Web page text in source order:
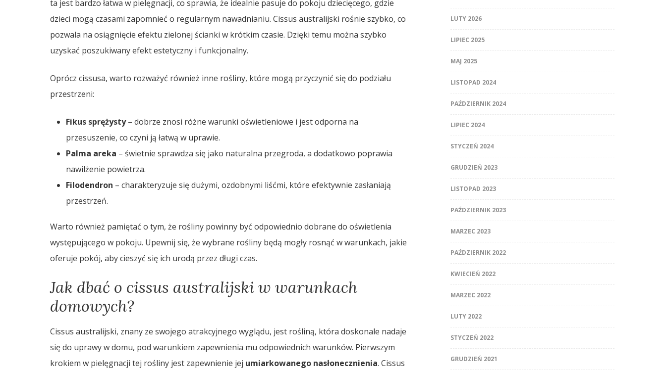
ta jest bardzo łatwa w pielęgnacji, co sprawia, że idealnie pasuje do pokoju dziecięcego, gdzie
dzieci mogą czasami zapomnieć o regularnym nawadnianiu. Cissus australijski rośnie szybko, co
pozwala na osiągnięcie efektu zielonej ścianki w krótkim czasie. Dzięki temu można szybko
uzyskać poszukiwany efekt estetyczny i funkcjonalny.
Oprócz cissusa, warto rozważyć również inne rośliny, które mogą przyczynić się do podziału
przestrzeni:
Fikus sprężysty– dobrze znosi różne warunki oświetleniowe i jest odporna na
przesuszenie, co czyni ją łatwą w uprawie.
Palma areka – świetnie sprawdza się jako naturalna przegroda, a dodatkowo poprawia
nawilżenie powietrza.
Filodendron – charakteryzuje się dużymi, ozdobnymi liśćmi, które efektywnie zasłaniają
przestrzeń.
Warto również pamiętać o tym, że rośliny powinny być odpowiednio dobrane do oświetlenia
występującego w pokoju. Upewnij się, że wybrane rośliny będą mogły rosnąć w warunkach, jakie
oferuje pokój, aby cieszyć się ich urodą przez długi czas.
Jak dbać o cissus australijski w warunkach
domowych?
Cissus australijski, znany ze swojego atrakcyjnego wyglądu, jest rośliną, która doskonale nadaje
się do uprawy w domu, pod warunkiem zapewnienia mu odpowiednich warunków. Pierwszym
krokiem w pielęgnacji tej rośliny jest zapewnienie jej umiarkowanego nasłonecznienia. Cissus
LUTY 2026
LIPIEC 2025
MAJ 2025
LISTOPAD 2024
PAŹDZIERNIK 2024
LIPIEC 2024
STYCZEŃ 2024
GRUDZIEŃ 2023
LISTOPAD 2023
PAŹDZIERNIK 2023
MARZEC 2023
PAŹDZIERNIK 2022
KWIECIEŃ 2022
MARZEC 2022
LUTY 2022
STYCZEŃ 2022
GRUDZIEŃ 2021